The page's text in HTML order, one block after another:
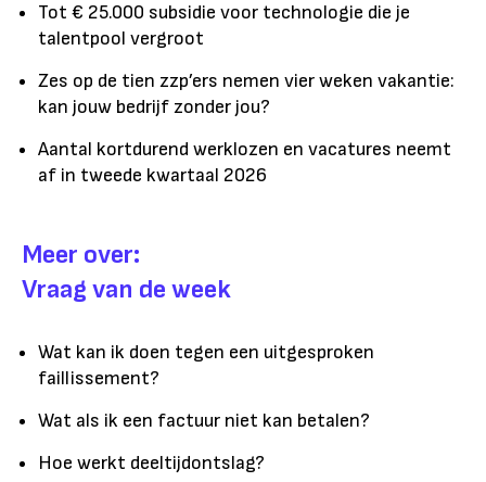
Tot € 25.000 subsidie voor technologie die je
talentpool vergroot
Zes op de tien zzp’ers nemen vier weken vakantie:
kan jouw bedrijf zonder jou?
Aantal kortdurend werklozen en vacatures neemt
af in tweede kwartaal 2026
Meer over:
Vraag van de week
Wat kan ik doen tegen een uitgesproken
faillissement?
Wat als ik een factuur niet kan betalen?
Hoe werkt deeltijdontslag?